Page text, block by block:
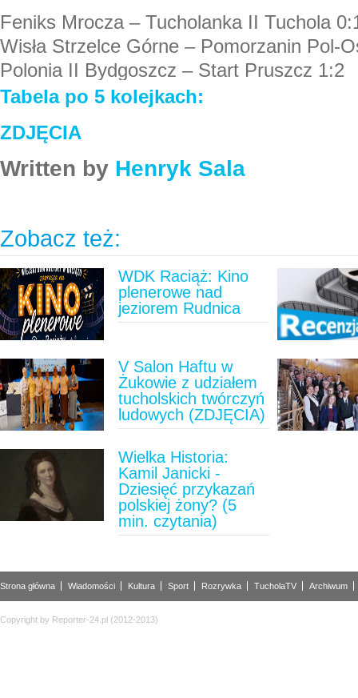
Feniks Mrocza – Tucholanka II Tuchola
Wisła Strzelce Górne – Pomorzanin Pol-
Polonia II Bydgoszcz – Start Pruszcz 1:2
Tabela po 5 kolejkach:
ZDJĘCIA
Written by Henryk Sala
Zobacz też:
WDK Raciąż: Kino
plenerowe nad
jeziorem Rudnica
V Salon Haftu w
Żukowie z udziałem
tucholskich twórczyń
ludowych (ZDJĘCIA)
Wielka Historia:
Kamil Janicki -
Dziesięć przykazań
polskiej żony? (5
min. czytania)
Strona główna Wiadomości Kultura Sport Rozrywka TucholaTV Archiwum
Copyright by Reporter-24.pl (2012-2013)